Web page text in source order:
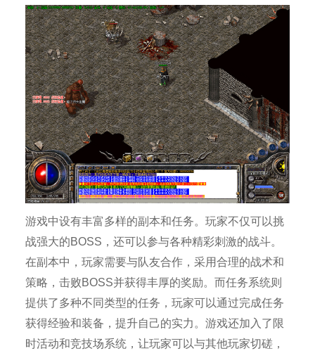
游戏中设有丰富多样的副本和任务。玩家不仅可以挑
战强大的BOSS，还可以参与各种精彩刺激的战斗。
在副本中，玩家需要与队友合作，采用合理的战术和
策略，击败BOSS并获得丰厚的奖励。而任务系统则
提供了多种不同类型的任务，玩家可以通过完成任务
获得经验和装备，提升自己的实力。游戏还加入了限
时活动和竞技场系统，让玩家可以与其他玩家切磋，